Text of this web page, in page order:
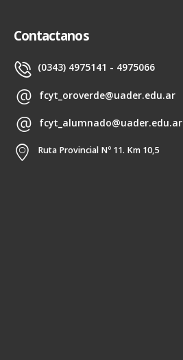
Contactanos
(0343) 4975141 - 4975066
fcyt_oroverde@uader.edu.ar
fcyt_alumnado@uader.edu.ar
Ruta Provincial Nº 11. Km 10,5